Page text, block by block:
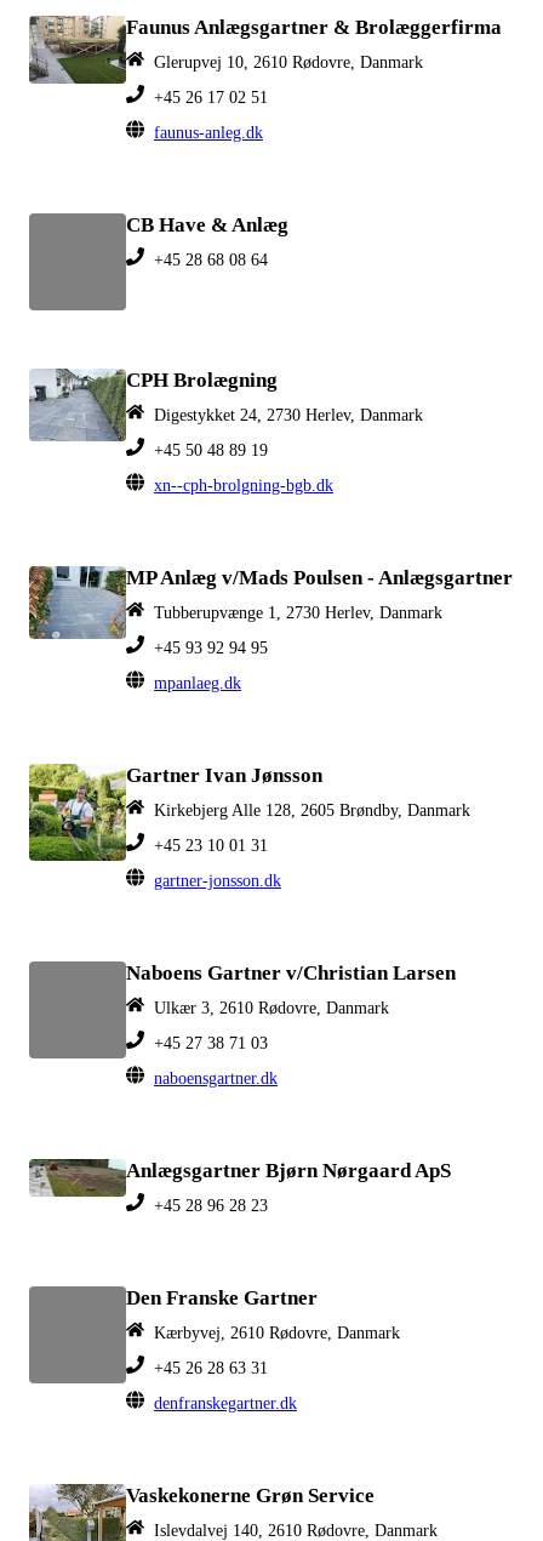
Faunus Anlægsgartner & Brolæggerfirma
Glerupvej 10, 2610 Rødovre, Danmark
+45 26 17 02 51
faunus-anleg.dk
CB Have & Anlæg
+45 28 68 08 64
CPH Brolægning
Digestykket 24, 2730 Herlev, Danmark
+45 50 48 89 19
xn--cph-brolgning-bgb.dk
MP Anlæg v/Mads Poulsen - Anlægsgartner
Tubberupvænge 1, 2730 Herlev, Danmark
+45 93 92 94 95
mpanlaeg.dk
Gartner Ivan Jønsson
Kirkebjerg Alle 128, 2605 Brøndby, Danmark
+45 23 10 01 31
gartner-jonsson.dk
Naboens Gartner v/Christian Larsen
Ulkær 3, 2610 Rødovre, Danmark
+45 27 38 71 03
naboensgartner.dk
Anlægsgartner Bjørn Nørgaard ApS
+45 28 96 28 23
Den Franske Gartner
Kærbyvej, 2610 Rødovre, Danmark
+45 26 28 63 31
denfranskegartner.dk
Vaskekonerne Grøn Service
Islevdalvej 140, 2610 Rødovre, Danmark